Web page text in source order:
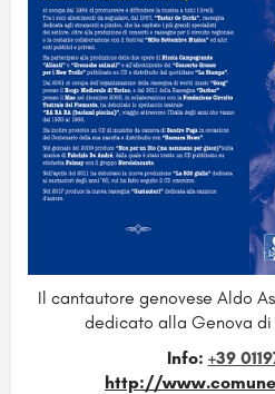
Il cantautore genovese Aldo
dedicato alla Genova di
Info: +39
http://